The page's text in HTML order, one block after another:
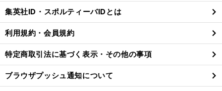
る
集英社ID・スポルティーバIDとは
利用規約・会員規約
特定商取引法に基づく表示・その他の事項
ブラウザプッシュ通知について